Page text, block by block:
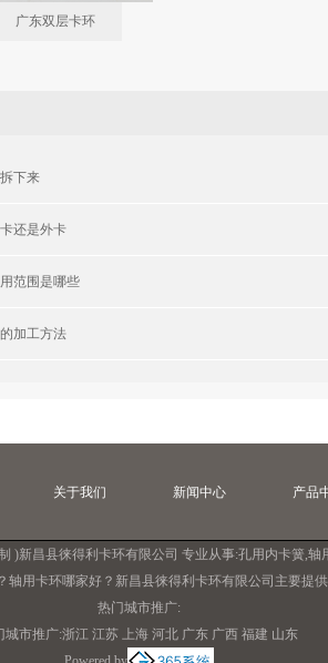
广东双层卡环
下来
还是外卡
范围是哪些
加工方法
关于我们 新闻中心 产品
)新昌县徕得利卡环有限公司 专业从事:孔用内卡簧 轴
轴用卡环哪家好？新昌县徕得利卡环有限公司主要提
热门城市推广:
城市推广:浙江 江苏 上海 河北 广东 广西 福建 山东